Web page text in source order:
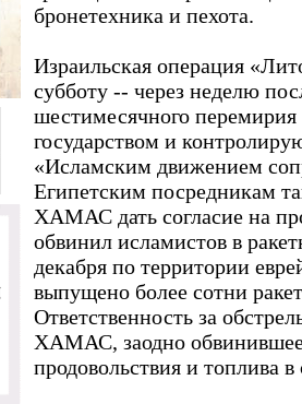
бронетехника и пехота.
Израильская операция
субботу -- через неделю
шестимесячного
государством и
«Исламским движением
Египетским посредникам
ХАМАС дать согласие на
обвинил исламистов в
декабря по территории
выпущено более сотни
Ответственность за
ХАМАС, заодно обвинившее
продовольствия и топлива в